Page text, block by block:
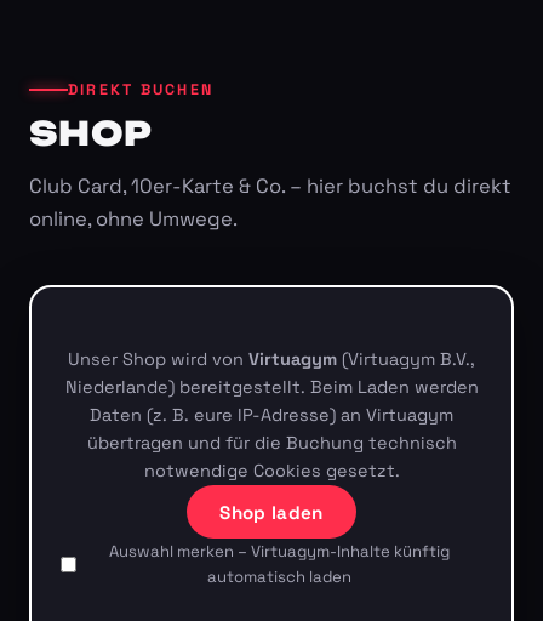
DIREKT BUCHEN
SHOP
Club Card, 10er-Karte & Co. – hier buchst du direkt
online, ohne Umwege.
Unser Shop wird von Virtuagym (Virtuagym B.V.,
Niederlande) bereitgestellt. Beim Laden werden
Daten (z. B. eure IP-Adresse) an Virtuagym
übertragen und für die Buchung technisch
notwendige Cookies gesetzt.
Shop laden
Auswahl merken – Virtuagym-Inhalte künftig
automatisch laden